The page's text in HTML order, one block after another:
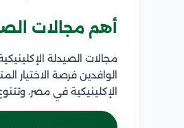
أهم مجالات
مجالات الصيدلة
الوافدين فرصة الاختيار
الإكلينيكية في مصر،